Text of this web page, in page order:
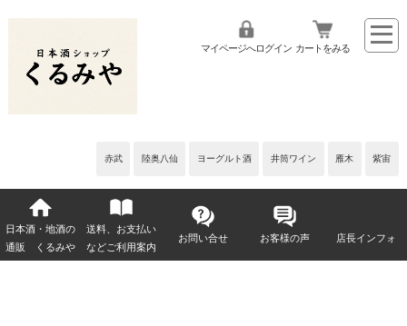
赤武 陸奥八仙 ヨーグルト酒 井筒ワイン 雁木 紫宙
マイページへログイン カートをみる
日本酒・地酒の
通販 くるみや
送料、お支払い
などご利用案内
お問い合せ お客様の声 店長インフォ